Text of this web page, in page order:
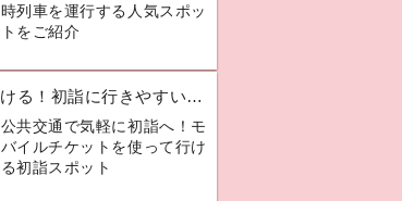
時列車を運行する人気スポッ
トをご紹介
公共交通で行ける！初詣に行きやすい神社ガイド
公共交通で気軽に初詣へ！モ
バイルチケットを使って行け
る初詣スポット